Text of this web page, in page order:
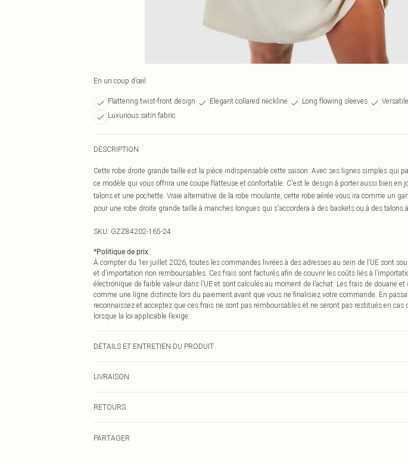
En un coup d’œil
Flattering twist-front design Elegant collared neckline Long flowing sleeves
Luxurious satin fabric
DESCRIPTION
Cette robe droite grande taille est la pièce indispensable cette saison. Avec ses lignes simples qui
ce modèle qui vous offrira une coupe flatteuse et confortable. C'est le design à porter aussi bien en
talons et une pochette. Vraie alternative de la robe moulante, cette robe aérée vous ira comme un
pour une robe droite grande taille à manches longues qui s'accordera à des baskets ou à des talons
SKU: GZZ84202-165-24
*Politique de prix
À compter du 1er juillet 2026, toutes les commandes livrées à des adresses au sein de l’UE sont
et d’importation non remboursables. Ces frais sont facturés afin de couvrir les coûts liés à
électronique de faible valeur dans l’UE et sont calculés au moment de l’achat. Les frais de douane
comme une ligne distincte lors du paiement avant que vous ne finalisiez votre commande. En
reconnaissez et acceptez que ces frais ne sont pas remboursables et ne seront pas restitués en cas
lorsque la loi applicable l’exige.
DÉTAILS ET ENTRETIEN DU PRODUIT
LIVRAISON
RETOURS
Veuillez noter que nous ne pouvons pas rembourser les masques tendance, les cosmétiques, les
PARTAGER